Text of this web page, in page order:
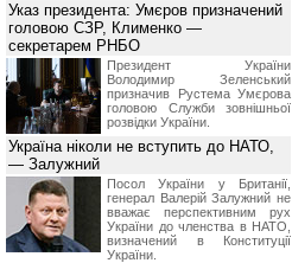
Указ президента: Умєров призначений
головою СЗР, Клименко —
секретарем РНБО
Президент України
Володимир Зеленський
призначив Pустема Умєрова
головою Служби зовнішньої
розвідки України.
Україна ніколи не вступить до НАТО,
— Залужний
Посол України у Британії,
генерал Валерій Залужний не
вважає перспективним рух
України до членства в НАТО,
визначений в Конституції
України.